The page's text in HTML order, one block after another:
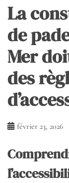
La
de
Mer
des
février 23, 2026